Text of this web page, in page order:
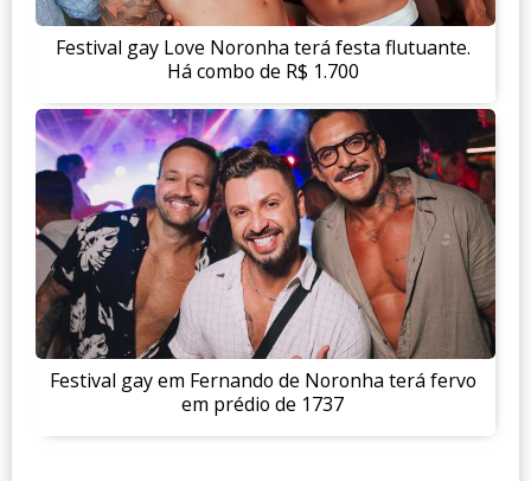
Festival gay Love Noronha terá festa flutuante.
Há combo de R$ 1.700
Festival gay em Fernando de Noronha terá fervo
em prédio de 1737